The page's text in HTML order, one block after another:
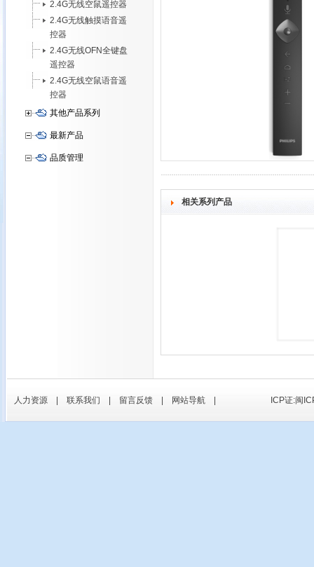
2.4G无线空鼠遥控器
2.4G无线触摸语音遥
控器
2.4G无线OFN全键盘
遥控器
2.4G无线空鼠语音遥
控器
其他产品系列
最新产品
品质管理
相关系列产品
人力资源 联系我们 留言反馈 网站导航 ICP证:闽